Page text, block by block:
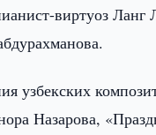
виртуоз
узбекских
Назарова,